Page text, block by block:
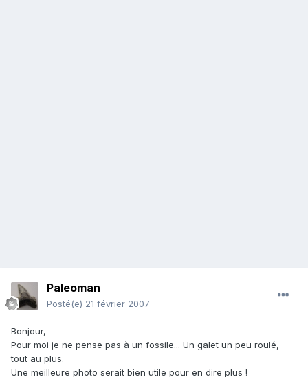
Paleoman
Posté(e) 21 février 2007
Bonjour,
Pour moi je ne pense pas à un fossile... Un galet un peu roulé,
tout au plus.
Une meilleure photo serait bien utile pour en dire plus !